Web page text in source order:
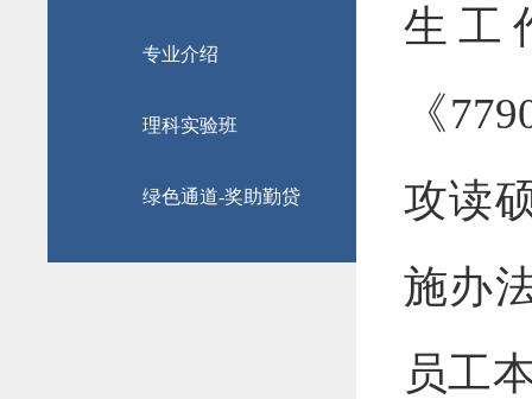
专业介绍
理科实验班
绿色通道-奖助勤贷
生工
《
攻读
施办
员工